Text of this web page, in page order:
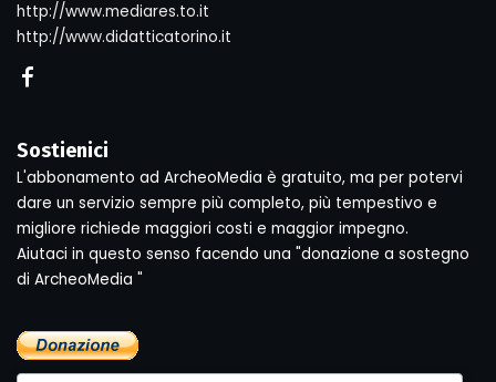
http://www.mediares.to.it
http://www.didatticatorino.it
Sostienici
L'abbonamento ad ArcheoMedia è gratuito, ma per potervi
dare un servizio sempre più completo, più tempestivo e
migliore richiede maggiori costi e maggior impegno.
Aiutaci in questo senso facendo una "donazione a sostegno
di ArcheoMedia "